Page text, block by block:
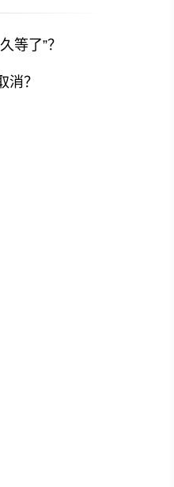
等了”？
消？